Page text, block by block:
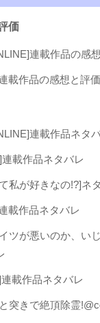
価
連載作品の感
載作品の感想と評価
連載作品ネタ
載作品ネタバレ
私が好きなの!?]ネ
載作品ネタバレ
ツが悪いのか、い
載作品ネタバレ
突きで絶頂除霊